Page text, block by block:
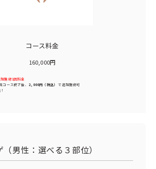
コース料金
160,000円
加施術1回料金
コース終了後、2,000円（税込） で追加施術可
（男性：選べる３部位）